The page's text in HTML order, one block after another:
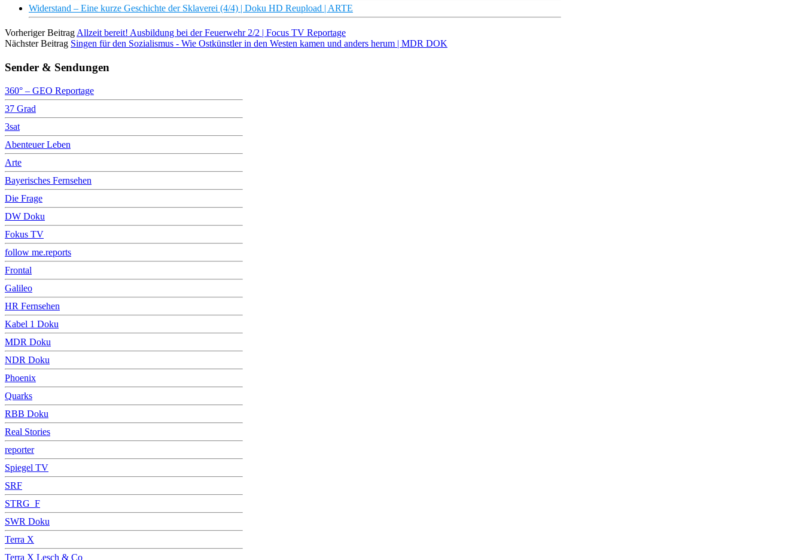
Widerstand – Eine kurze Geschichte der Sklaverei (4/4) | Doku HD Reupload | ARTE
Vorheriger Beitrag Allzeit bereit! Ausbildung bei der Feuerwehr 2/2 | Focus TV Reportage
Nächster Beitrag Singen für den Sozialismus - Wie Ostkünstler in den Westen kamen und anders herum | MDR DOK
Sender & Sendungen
360° – GEO Reportage
37 Grad
3sat
Abenteuer Leben
Arte
Bayerisches Fernsehen
Die Frage
DW Doku
Fokus TV
follow me.reports
Frontal
Galileo
HR Fernsehen
Kabel 1 Doku
MDR Doku
NDR Doku
Phoenix
Quarks
RBB Doku
Real Stories
reporter
Spiegel TV
SRF
STRG_F
SWR Doku
Terra X
Terra X Lesch & Co